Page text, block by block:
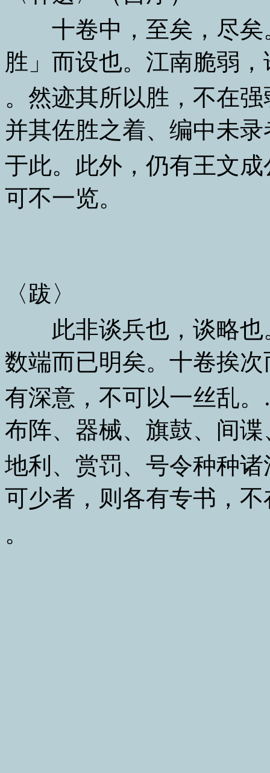
十卷中，至矣，尽矣
胜」而设也。江南脆弱
。然迹其所以胜，不在
并其佐胜之着、编中未
于此。此外，仍有王文
可不一览。
〈跋〉
此非谈兵也，谈略也
数端而已明矣。十卷挨
有深意，不可以一丝乱
布阵、器械、旗鼓、间
地利、赏罚、号令种种
可少者，则各有专书，
。